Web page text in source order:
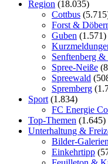
Region (18.035)
Cottbus
Forst &
Guben (1.571)
Senftenberg &
Spree-Neiße
Spreewald
Spremberg
Sport (1.834)
FC Energie
Top-Themen (1.645)
Unterhaltung &
Bilder-Galerien
Einkehrtipp